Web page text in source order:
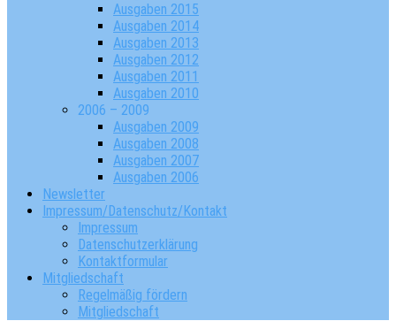
Ausgaben 2015
Ausgaben 2014
Ausgaben 2013
Ausgaben 2012
Ausgaben 2011
Ausgaben 2010
2006 – 2009
Ausgaben 2009
Ausgaben 2008
Ausgaben 2007
Ausgaben 2006
Newsletter
Impressum/Datenschutz/Kontakt
Impressum
Datenschutzerklärung
Kontaktformular
Mitgliedschaft
Regelmäßig fördern
Mitgliedschaft